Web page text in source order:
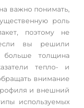
важно понимать,
роль
поэтому не
вы решили
толщина
тепло- и
внимание
и внешний
используемых